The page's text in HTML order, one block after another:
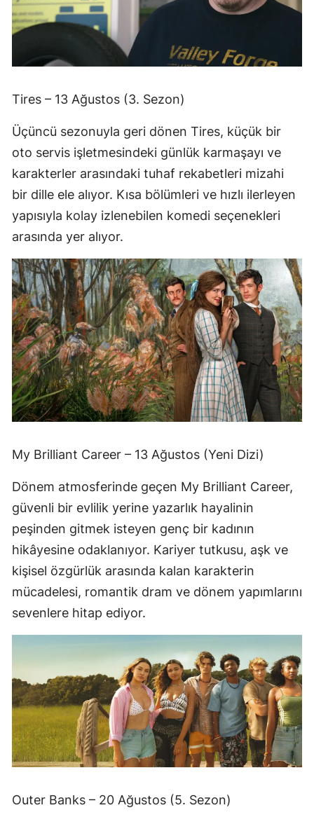
Tires – 13 Ağustos (3. Sezon)
Üçüncü sezonuyla geri dönen Tires, küçük bir
oto servis işletmesindeki günlük karmaşayı ve
karakterler arasındaki tuhaf rekabetleri mizahi
bir dille ele alıyor. Kısa bölümleri ve hızlı ilerleyen
yapısıyla kolay izlenebilen komedi seçenekleri
arasında yer alıyor.
My Brilliant Career – 13 Ağustos (Yeni Dizi)
Dönem atmosferinde geçen My Brilliant Career,
güvenli bir evlilik yerine yazarlık hayalinin
peşinden gitmek isteyen genç bir kadının
hikâyesine odaklanıyor. Kariyer tutkusu, aşk ve
kişisel özgürlük arasında kalan karakterin
mücadelesi, romantik dram ve dönem yapımlarını
sevenlere hitap ediyor.
Outer Banks – 20 Ağustos (5. Sezon)